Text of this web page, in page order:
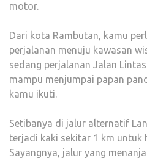
motor.
Dari kota Rambutan, kamu
perjalanan menuju kawasan
sedang perjalanan Jalan
mampu menjumpai papan
kamu ikuti.
Setibanya di jalur alternatif
terjadi kaki sekitar 1 km untuk
Sayangnya, jalur yang